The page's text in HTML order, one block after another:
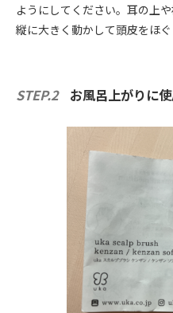
ようにしてください。耳の上
縦に大きく動かして頭皮をほぐ
STEP.2 お風呂上がりに